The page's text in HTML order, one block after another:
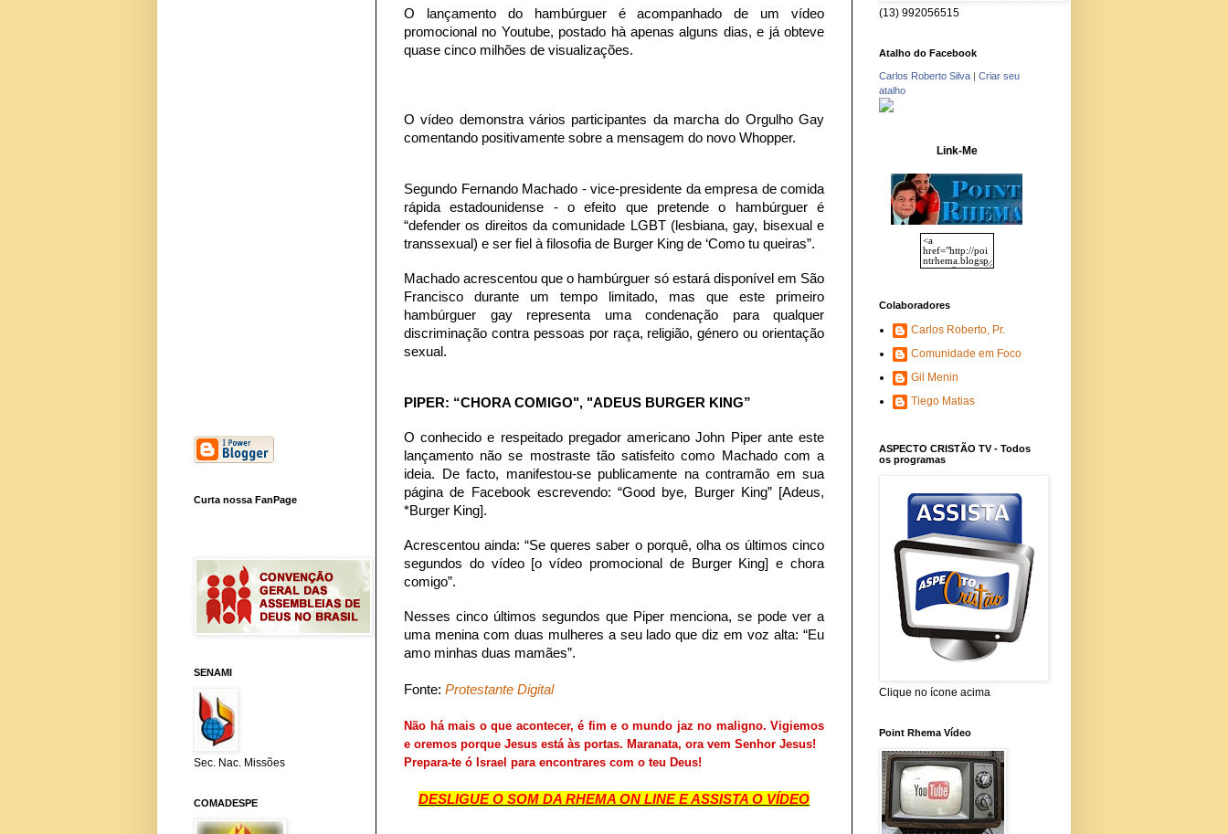
O lançamento do hambúrgueré acompanhado de um vídeo
promocional no Youtube, postado hà apenas alguns dias, e já obteve
quase cinco milhões de visualizações.
O vídeo demonstra vários participantes da marcha do Orgulho Gay
comentando positivamente sobre a mensagem do novo Whopper.
Segundo Fernando Machado - vice-presidente da empresa de comida
rápida estadounidense - o efeito que pretende o hambúrguer é
“defender os direitos da comunidade LGBT (lesbiana, gay, bisexual e
transsexual) e ser fiel à filosofia de Burger King de ‘Como tu queiras”.
Machado acrescentou que o hambúrguer só estará disponível em São
Francisco durante um tempo limitado, mas que este primeiro
hambúrguer gay representa uma condenação para qualquer
discriminação contra pessoas por raça, religião, género ou orientação
sexual.
PIPER: “CHORA COMIGO", "ADEUS BURGER KING”
O conhecido e respeitado pregador americano John Piper ante este
lançamento não se mostraste tão satisfeito como Machado com a
ideia. De facto, manifestou-se publicamente na contramão em sua
página de Facebook escrevendo: “Good bye, Burger King” [Adeus,
*Burger King].
Acrescentou ainda: “Se queres saber o porquê, olha os últimos cinco
segundos do vídeo [o vídeo promocional de Burger King] e chora
comigo”.
Nesses cinco últimos segundos que Piper menciona, se pode ver a
uma menina com duas mulheres a seu lado que diz em voz alta: “Eu
amo minhas duas mamães”.
Fonte: Protestante Digital
Não há mais o que acontecer, é fim e o mundo jaz no maligno. Vigiemos
e oremos porque Jesus está às portas. Maranata, ora vem Senhor Jesus!
Prepara-te ó Israel para encontrares com o teu Deus!
DESLIGUE O SOM DA RHEMA ON LINE E ASSISTA O VÍDEO
Curta nossa FanPage
SENAMI
Sec. Nac. Missões
COMADESPE
(13) 992056515
Atalho do Facebook
Carlos Roberto Silva | Criar seu
atalho
Link-Me
Colaboradores
Carlos Roberto, Pr.
Comunidade em Foco
Gil Menin
Tiego Matias
ASPECTO CRISTÃO TV - Todos
os programas
Clique no ícone acima
Point Rhema Vídeo